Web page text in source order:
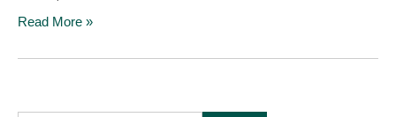
Read More »